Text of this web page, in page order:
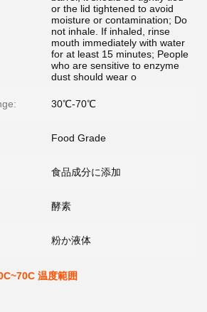
or the lid tightened to avoid
moisture or contamination; Do
not inhale. If inhaled, rinse
mouth immediately with water
for at least 15 minutes; People
who are sensitive to enzyme
dust should wear o
30℃-70℃
Food Grade
食品成分に添加
酵素
粉か液体
温度範囲